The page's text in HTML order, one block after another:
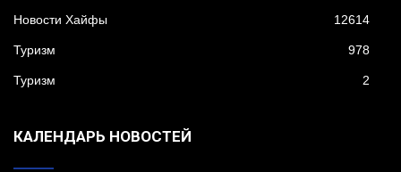
Новости Хайфы 12614
Туризм 978
Туризм 2
КАЛЕНДАРЬ НОВОСТЕЙ